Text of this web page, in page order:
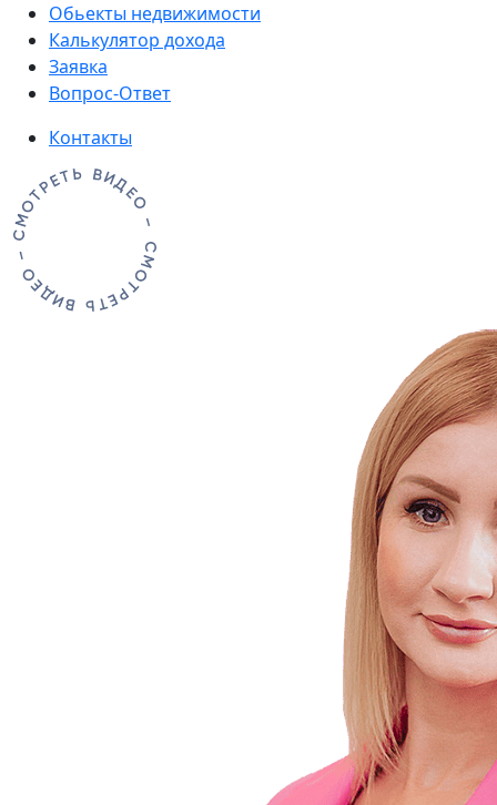
Обьекты недвижимости
Калькулятор дохода
Заявка
Вопрос-Ответ
Контакты